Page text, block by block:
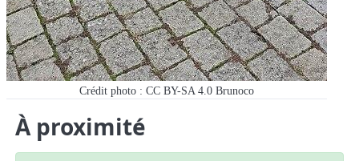
Crédit photo : CC BY-SA 4.0 Brunoco
À proximité